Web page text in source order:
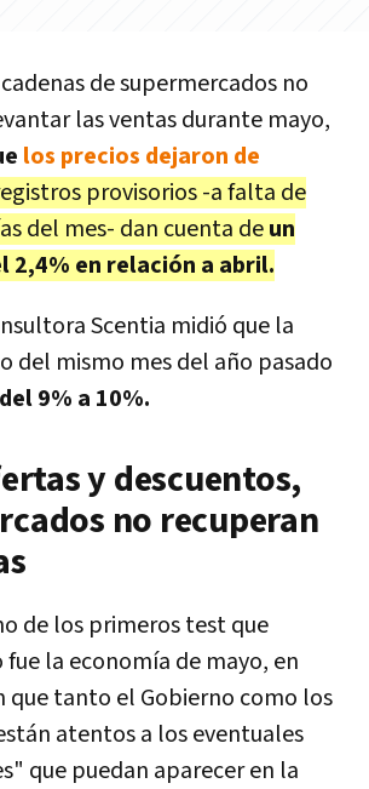
de supermercados no
las ventas durante mayo,
los precios dejaron de
provisorios -a falta de
del mes- dan cuenta deun
2,4% en relación a abril.
Scentia midió que la
del mismo mes del año pasado
9% a 10%.
y descuentos,
no recuperan
de los primeros test que
la economía de mayo, en
que tanto el Gobierno como los
atentos a los eventuales
que puedan aparecer en la